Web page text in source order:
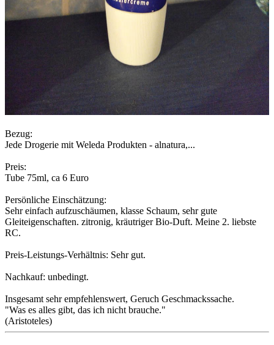
Bezug:
Jede Drogerie mit Weleda Produkten - alnatura,...
Preis:
Tube 75ml, ca 6 Euro
Persönliche Einschätzung:
Sehr einfach aufzuschäumen, klasse Schaum, sehr gute
Gleiteigenschaften. zitronig, kräutriger Bio-Duft. Meine 2. liebste
RC.
Preis-Leistungs-Verhältnis: Sehr gut.
Nachkauf: unbedingt.
Insgesamt sehr empfehlenswert, Geruch Geschmackssache.
"Was es alles gibt, das ich nicht brauche."
(Aristoteles)